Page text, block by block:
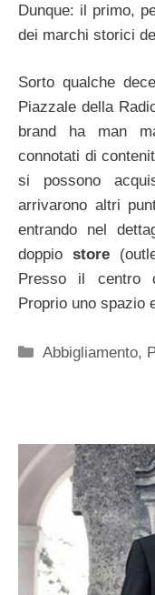
Dunque: il primo,
dei marchi storici
Sorto qualche
Piazzale della
brand ha man
connotati di
si possono
arrivarono altri
entrando nel
doppiostore
Presso il centro
Proprio uno spazio
Categorie
Abbigliamento,